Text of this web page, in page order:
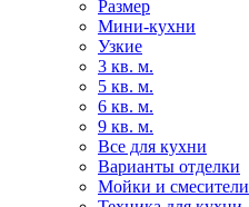
Размер
Мини-кухни
Узкие
3 кв. м.
5 кв. м.
6 кв. м.
9 кв. м.
Все для кухни
Варианты отделки
Мойки и смесители